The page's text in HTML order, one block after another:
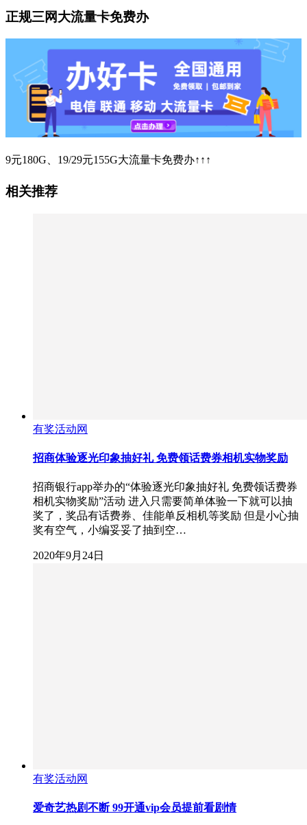
正规三网大流量卡免费办
9元180G、19/29元155G大流量卡免费办↑↑↑
相关推荐
有奖活动网
招商体验逐光印象抽好礼 免费领话费券相机实物奖励
招商银行app举办的“体验逐光印象抽好礼 免费领话费券
相机实物奖励”活动 进入只需要简单体验一下就可以抽
奖了，奖品有话费券、佳能单反相机等奖励 但是小心抽
奖有空气，小编妥妥了抽到空…
2020年9月24日
有奖活动网
爱奇艺热剧不断 99开通vip会员提前看剧情